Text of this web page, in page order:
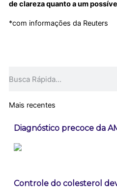
de clareza quanto a um
*com informações da Reuters
Mais recentes
Diagnóstico precoce da
Controle do colesterol